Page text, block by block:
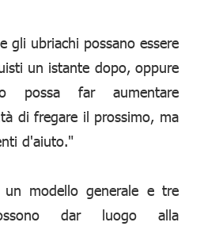
gli ubriachi possano essere
un istante dopo, oppure
possa far aumentare
di fregare il prossimo, ma
d'aiuto."
modello generale e tre
dar luogo alla